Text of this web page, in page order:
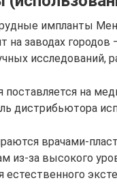
импланты
на заводах
исследований,
поставляется на
дистрибьютора
врачами-
из-за высокого